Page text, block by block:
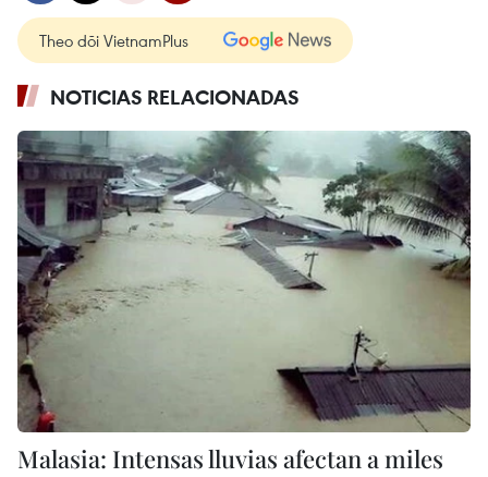
Theo dõi VietnamPlus
NOTICIAS RELACIONADAS
Malasia: Intensas lluvias afectan a miles